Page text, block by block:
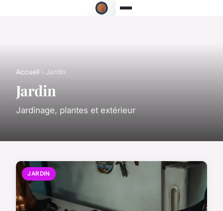
Accueil › Jardin
Jardin
Jardinage, plantes et extérieur
JARDIN